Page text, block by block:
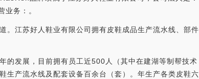
务：。
。江苏好人鞋业有限公司拥有皮鞋成品生产流水线、部件
的发展，目前拥有员工近500人（其中在建湖等制帮技术
生产流水线及配套设备百余台（套）。年生产各类皮鞋六